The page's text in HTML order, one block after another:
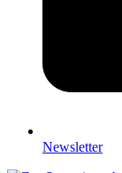
Newsletter